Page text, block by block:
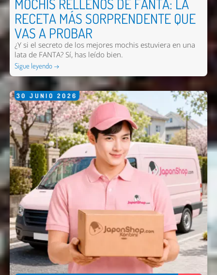
MOCHIS RELLENOS DE FANTA: LA
RECETA MÁS SORPRENDENTE QUE
VAS A PROBAR
¿Y si el secreto de los mejores mochis estuviera en una
lata de FANTA? Sí, has leído bien.
Sigue leyendo →
30 JUNIO 2026